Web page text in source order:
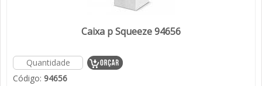
Caixa p Squeeze 94656
Código: 94656